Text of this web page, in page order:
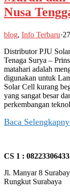
Nusa
blog, Info Terbaru·
Distributor PJU
Tenaga Surya –
matahari adalah
digunakan untuk
Solar Cell kurang
yang sangat besar
perkembangan
Baca
CS 1 :
Jl. Manyar 8
Rungkut Surabaya